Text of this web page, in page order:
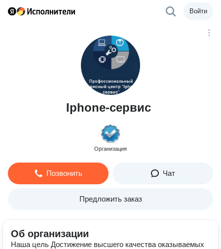
Войти
Iphone-сервис
Организация
Позвонить Чат
Предложить заказ
Об организации
Наша цель Достижение высшего качества оказываемых